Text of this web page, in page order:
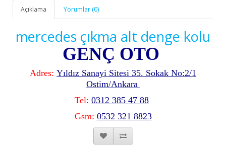
Açıklama Yorumlar (0)
mercedes çıkma alt denge kolu
GENÇ OTO
Adres: Yıldız Sanayi Sitesi 35. Sokak No:2/1
Ostim/Ankara
Tel: 0312 385 47 88
Gsm: 0532 321 8823